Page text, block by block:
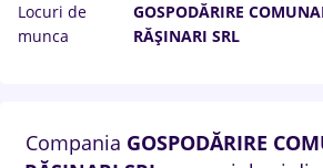
Locuri de
munca
GOSPODĂRIRE
RĂŞINARI SRL
Compania GOSPODĂRIRE